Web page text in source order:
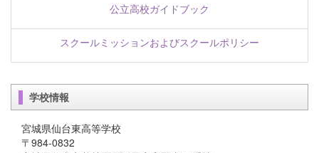
公立高校ガイドブック
スクールミッションおよびスクールポリシー
学校情報
宮城県仙台東高等学校
〒984-0832